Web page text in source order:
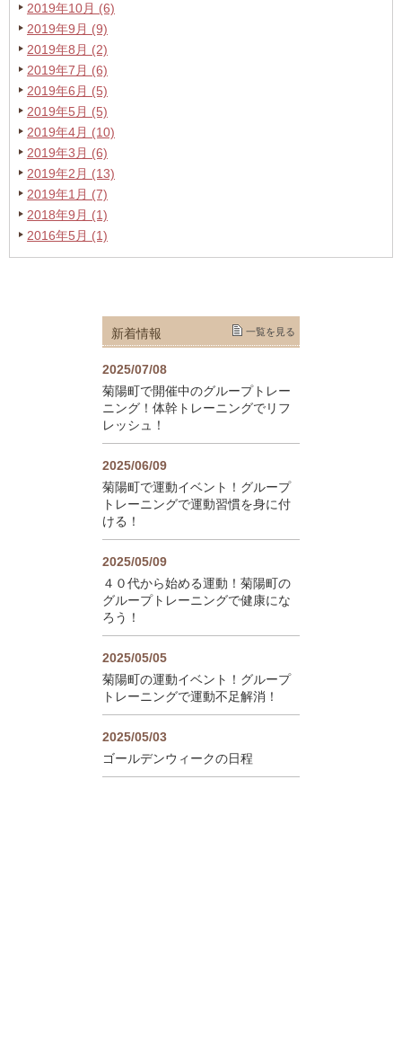
2019年10月 (6)
2019年9月 (9)
2019年8月 (2)
2019年7月 (6)
2019年6月 (5)
2019年5月 (5)
2019年4月 (10)
2019年3月 (6)
2019年2月 (13)
2019年1月 (7)
2018年9月 (1)
2016年5月 (1)
新着情報 一覧を見る
2025/07/08
菊陽町で開催中のグループトレー
ニング！体幹トレーニングでリフ
レッシュ！
2025/06/09
菊陽町で運動イベント！グループ
トレーニングで運動習慣を身に付
ける！
2025/05/09
４０代から始める運動！菊陽町の
グループトレーニングで健康にな
ろう！
2025/05/05
菊陽町の運動イベント！グループ
トレーニングで運動不足解消！
2025/05/03
ゴールデンウィークの日程